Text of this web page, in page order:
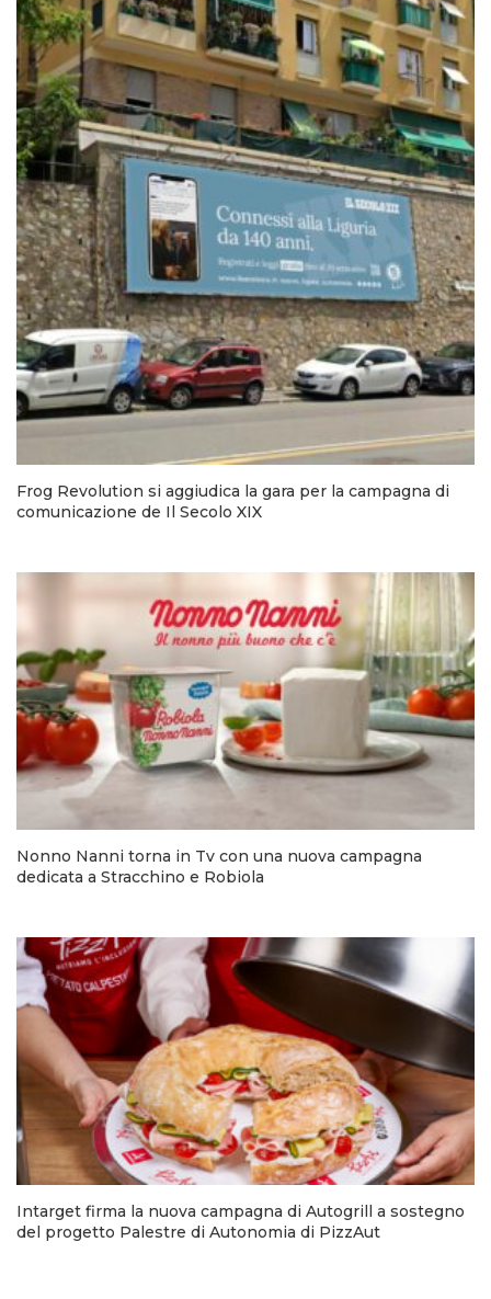
Frog Revolution si aggiudica la gara per la campagna di
comunicazione de Il Secolo XIX
Nonno Nanni torna in Tv con una nuova campagna
dedicata a Stracchino e Robiola
Intarget firma la nuova campagna di Autogrill a sostegno
del progetto Palestre di Autonomia di PizzAut